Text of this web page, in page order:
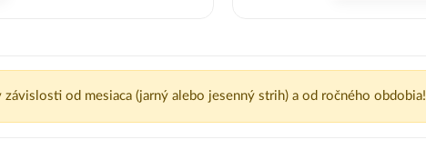
od mesiaca (jarný alebo jesenný strih) a od ročného obdobia!